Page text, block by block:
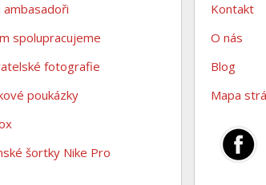
ambasadoři
spolupracujeme
fotografie
poukázky
šortky Nike Pro
Kontakt
O nás
Blog
Mapa